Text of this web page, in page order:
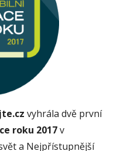
vyhrála dvě první
roku 2017v
a Nejpřístupnější